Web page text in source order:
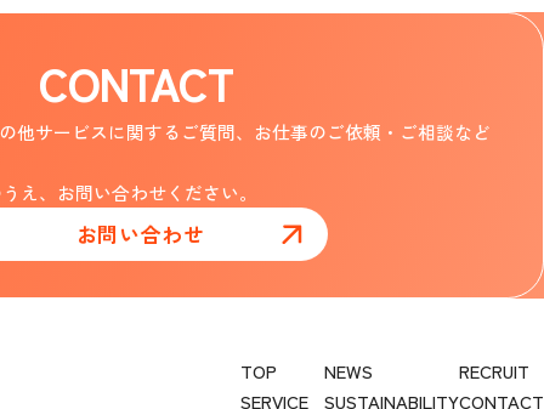
CONTACT
他サービスに関するご質問、お仕事のご依頼・ご相談など
え、お問い合わせください。
お問い合わせ
TOP
SERVICE
NEWS
SUSTAINABILITY
RECRUIT
CONTACT